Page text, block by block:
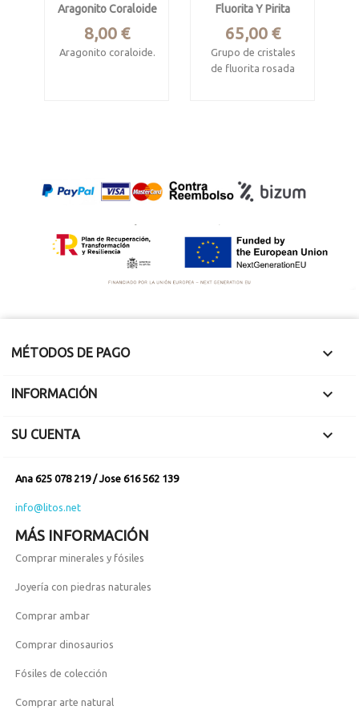
Aragonito Coraloide
Precio
8,00 €
Aragonito coraloide.
Débilmente
fluorescente con luz
Fluorita Y Pirita
Precio
65,00 €
Grupo de cristales
de fluorita rosada
Ejemplar de 4.8 x 4 x
MÉTODOS DE PAGO 
INFORMACIÓN 
SU CUENTA 
Ana 625 078 219 / Jose 616 562 139
info@litos.net
MÁS INFORMACIÓN
Comprar minerales y fósiles
Joyería con piedras naturales
Comprar ambar
Comprar dinosaurios
Fósiles de colección
Comprar arte natural